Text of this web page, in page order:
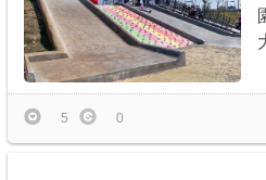
5 0